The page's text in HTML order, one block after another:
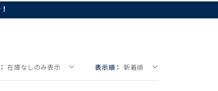
在庫なしのみ表示 表示順： 新着順